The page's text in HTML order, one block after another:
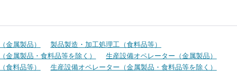
金属製品）
製品製造・加工処理工（食料品等）
金属製品・食料品等を除く）
生産設備オペレーター（金属製品）
食料品等）
生産設備オペレーター（金属製品・食料品等を除く）